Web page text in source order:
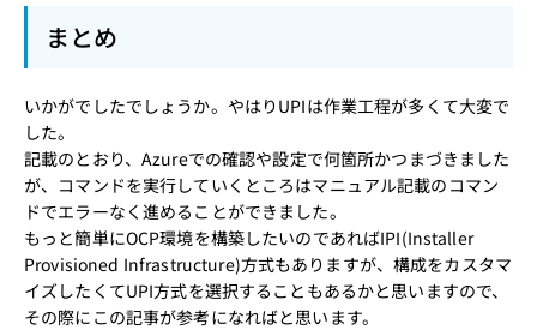
まとめ
いかがでしたでしょうか。やはりUPIは作業工程が多くて大変で
した。
記載のとおり、Azureでの確認や設定で何箇所かつまづきました
が、コマンドを実行していくところはマニュアル記載のコマン
ドでエラーなく進めることができました。
もっと簡単にOCP環境を構築したいのであればIPI(Installer
Provisioned Infrastructure)方式もありますが、構成をカスタマ
イズしたくてUPI方式を選択することもあるかと思いますので、
その際にこの記事が参考になればと思います。